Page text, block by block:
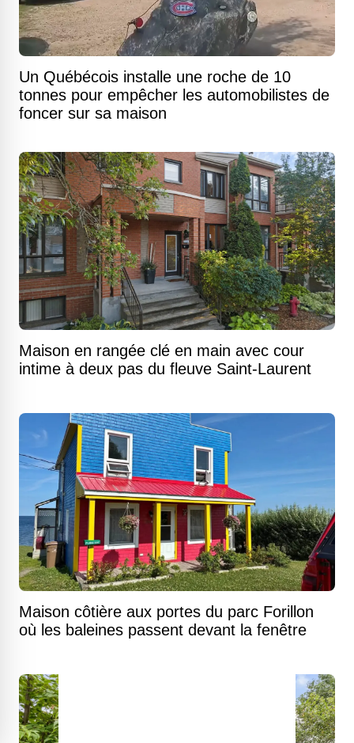
Un Québécois installe une roche de 10
tonnes pour empêcher les automobilistes de
foncer sur sa maison
Maison en rangée clé en main avec cour
intime à deux pas du fleuve Saint-Laurent
Maison côtière aux portes du parc Forillon
où les baleines passent devant la fenêtre